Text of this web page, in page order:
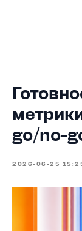
go/no-
2026-06-25